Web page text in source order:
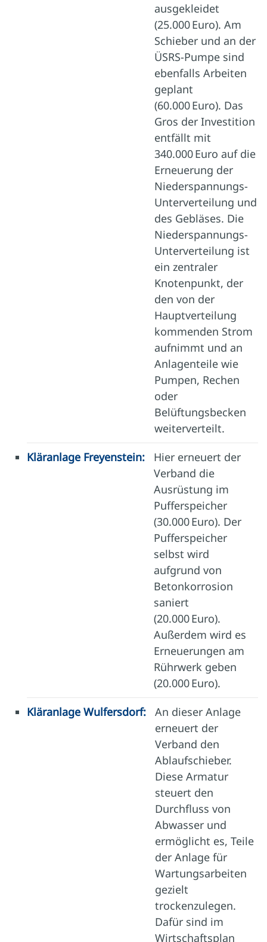
ausgekleidet
(25.000 Euro). Am
Schieber und an der
ÜSRS-Pumpe sind
ebenfalls Arbeiten
geplant
(60.000 Euro). Das
Gros der Investition
entfällt mit
340.000 Euro auf die
Erneuerung der
Niederspannungs-
Unterverteilung und
des Gebläses. Die
Niederspannungs-
Unterverteilung ist
ein zentraler
Knotenpunkt, der
den von der
Hauptverteilung
kommenden Strom
aufnimmt und an
Anlagenteile wie
Pumpen, Rechen
oder
Belüftungsbecken
weiterverteilt.
Kläranlage Freyenstein:
Hier erneuert der
Verband die
Ausrüstung im
Pufferspeicher
(30.000 Euro). Der
Pufferspeicher
selbst wird
aufgrund von
Betonkorrosion
saniert
(20.000 Euro).
Außerdem wird es
Erneuerungen am
Rührwerk geben
(20.000 Euro).
Kläranlage Wulfersdorf:
An dieser Anlage
erneuert der
Verband den
Ablaufschieber.
Diese Armatur
steuert den
Durchfluss von
Abwasser und
ermöglicht es, Teile
der Anlage für
Wartungsarbeiten
gezielt
trockenzulegen.
Dafür sind im
Wirtschaftsplan